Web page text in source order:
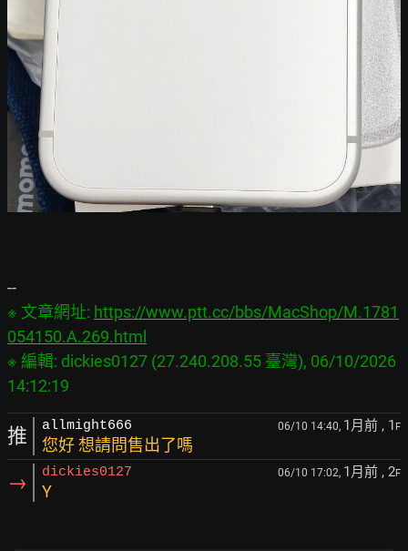
※ 文章網址: https://www.ptt.cc/bbs/MacShop/M.1781
054150.A.269.html
※ 編輯: dickies0127 (27.240.208.55 臺灣), 06/10/2026
推 allmight666 06/10 14:40, 1月前 , 1 F
您好 想請問售出了嗎
→ dickies0127 06/10 17:02, 1月前 , 2F
Y